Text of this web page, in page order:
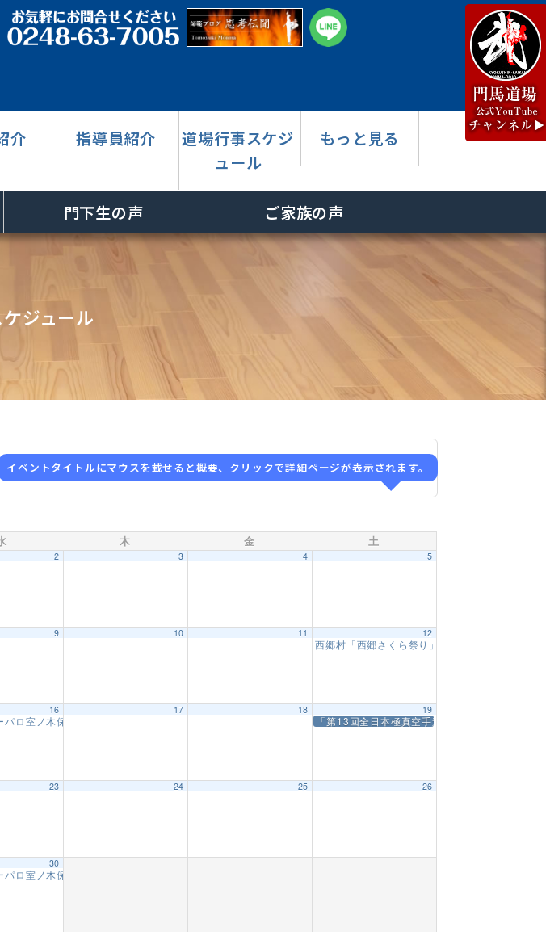
介 指導員紹介
道場行事スケジ
ュール
もっと見る
門下生の声 ご家族の声
ジュール
イベントタイトルにマウスを載せると概要、クリックで詳細ページが表示されます。
木 金 土
2 3 4 5
9 10 11 12
西郷村「西郷さくら祭り」演武会
16
パロ室ノ木保育園武道教室」【1回目】
17 18 19
「第13回全日本極真空手道『型』選手権大会」
】
23 24 25 26
30
パロ室ノ木保育園武道教室」【2回目】